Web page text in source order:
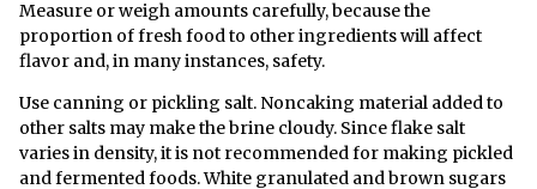
Measure or weigh amounts carefully, because the
proportion of fresh food to other ingredients will affect
flavor and, in many instances, safety.
Use canning or pickling salt. Noncaking material added to
other salts may make the brine cloudy. Since flake salt
varies in density, it is not recommended for making pickled
and fermented foods. White granulated and brown sugars